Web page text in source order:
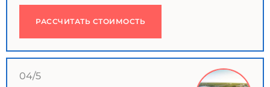
РАССЧИТАТЬ СТОИМОСТЬ
04/5